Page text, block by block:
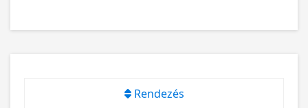
Rendezés